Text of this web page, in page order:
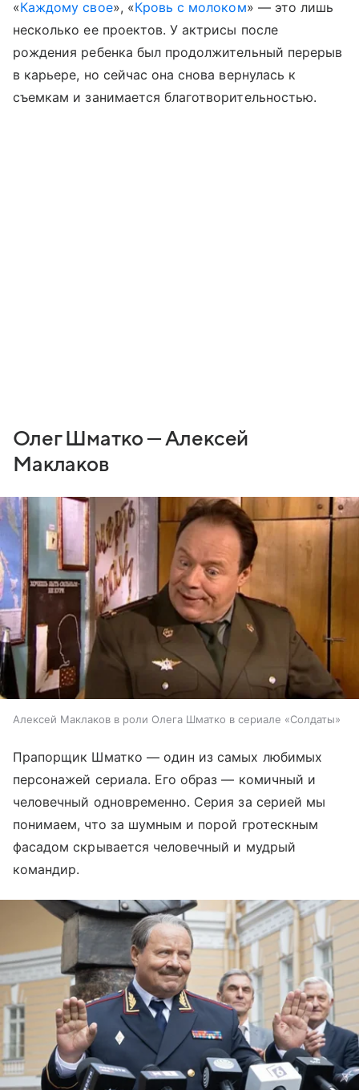
«Каждому свое», «Кровь с молоком» — это лишь
несколько ее проектов. У актрисы после
рождения ребенка был продолжительный перерыв
в карьере, но сейчас она снова вернулась к
съемкам и занимается благотворительностью.
Олег Шматко — Алексей
Маклаков
Алексей Маклаков в роли Олега Шматко в сериале «Солдаты»
Прапорщик Шматко — один из самых любимых
персонажей сериала. Его образ — комичный и
человечный одновременно. Серия за серией мы
понимаем, что за шумным и порой гротескным
фасадом скрывается человечный и мудрый
командир.